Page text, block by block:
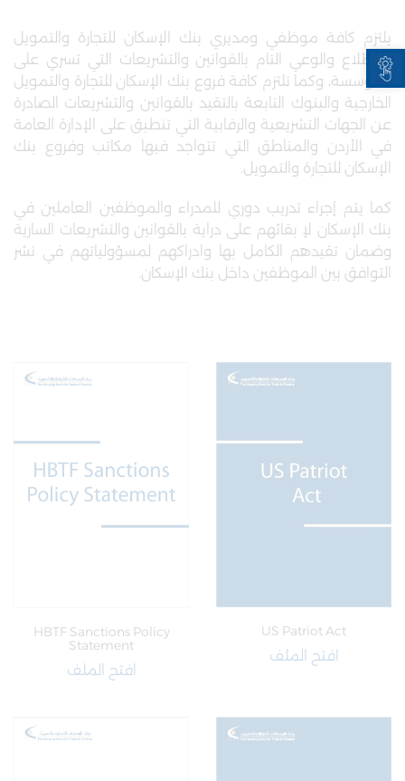
Open toolbar
يلتزم كافة موظفي ومديري بنك الإسكان للتجارة والتمويل
بالاطلاع والوعي التام بالقوانين والتشريعات التي تسري على
المؤسسة، وكما تلتزم كافة فروع بنك الإسكان للتجارة والتمويل
الخارجية والبنوك التابعة بالتقيد بالقوانين والتشريعات الصادرة
عن الجهات التشريعية والرقابية التي تنطبق على الإدارة العامة
في الأردن والمناطق التي تتواجد فيها مكاتب وفروع بنك
الإسكان للتجارة والتمويل.
كما يتم إجراء تدريب دوري للمدراء والموظفين العاملين في
بنك الإسكان لإ بقائهم على دراية بالقوانين والتشريعات السارية
وضمان تقيدهم الكامل بها وادراكهم لمسؤولياتهم في نشر
التوافق بين الموظفين داخل بنك الإسكان.
US Patriot Act
افتح الملف
HBTF Sanctions Policy
Statement
افتح الملف